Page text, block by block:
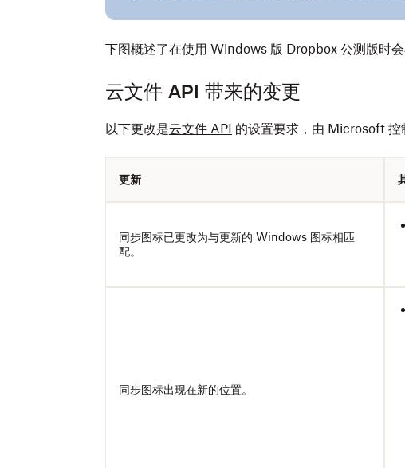
下图概述了在使用 Windows 版 Dropbox 公测版时会
云文件 API 带来的变更
以下更改是云文件 API 的设置要求，由 Microsoft 控
更新
同步图标已更改为与更新的 Windows 图标相匹
配。
同步图标出现在新的位置。